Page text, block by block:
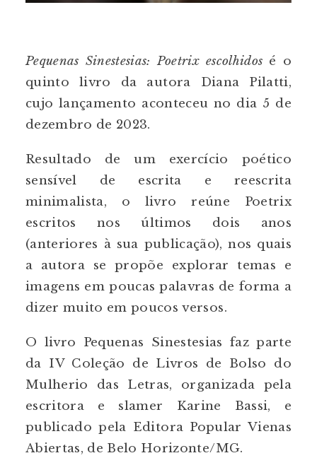
Pequenas Sinestesias: Poetrix escolhidos é o
quinto livro da autora Diana Pilatti,
cujo lançamento aconteceu no dia 5 de
dezembro de 2023.
Resultado de um exercício poético
sensível de escrita e reescrita
minimalista, o livro reúne Poetrix
escritos nos últimos dois anos
(anteriores à sua publicação), nos quais
a autora se propõe explorar temas e
imagens em poucas palavras de forma a
dizer muito em poucos versos.
O livro Pequenas Sinestesias faz parte
da IV Coleção de Livros de Bolso do
Mulherio das Letras, organizada pela
escritora e slamer Karine Bassi, e
publicado pela Editora Popular Vienas
Abiertas, de Belo Horizonte/MG.